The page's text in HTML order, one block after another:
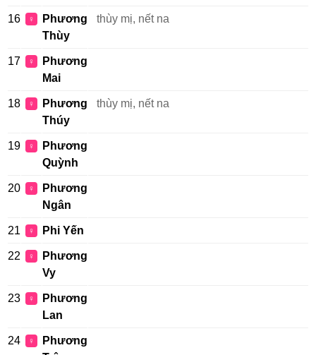
16 ♀
Phương
Thùy
thùy mị, nết na
17 ♀
Phương
Mai
18 ♀
Phương
Thúy
thùy mị, nết na
19 ♀
Phương
Quỳnh
20 ♀
Phương
Ngân
21 ♀ Phi Yến
22 ♀
Phương
Vy
23 ♀
Phương
Lan
24 ♀
Phương